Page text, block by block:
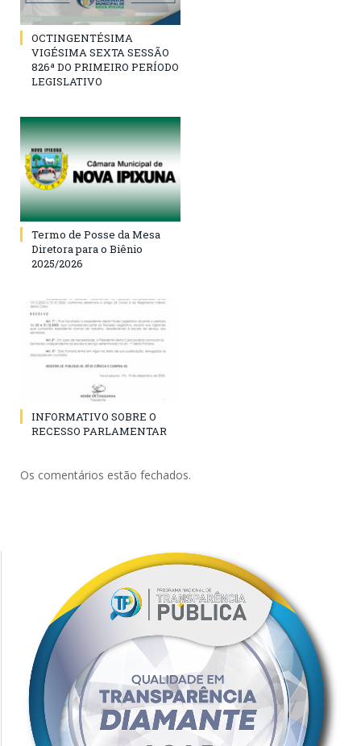
OCTINGENTÉSIMA
VIGÉSIMA SEXTA SESSÃO
826ª DO PRIMEIRO PERÍODO
LEGISLATIVO
Termo de Posse da Mesa
Diretora para o Biênio
2025/2026
INFORMATIVO SOBRE O
RECESSO PARLAMENTAR
Os comentários estão fechados.